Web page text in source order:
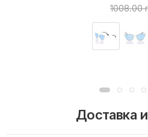
1008.00
Доставка